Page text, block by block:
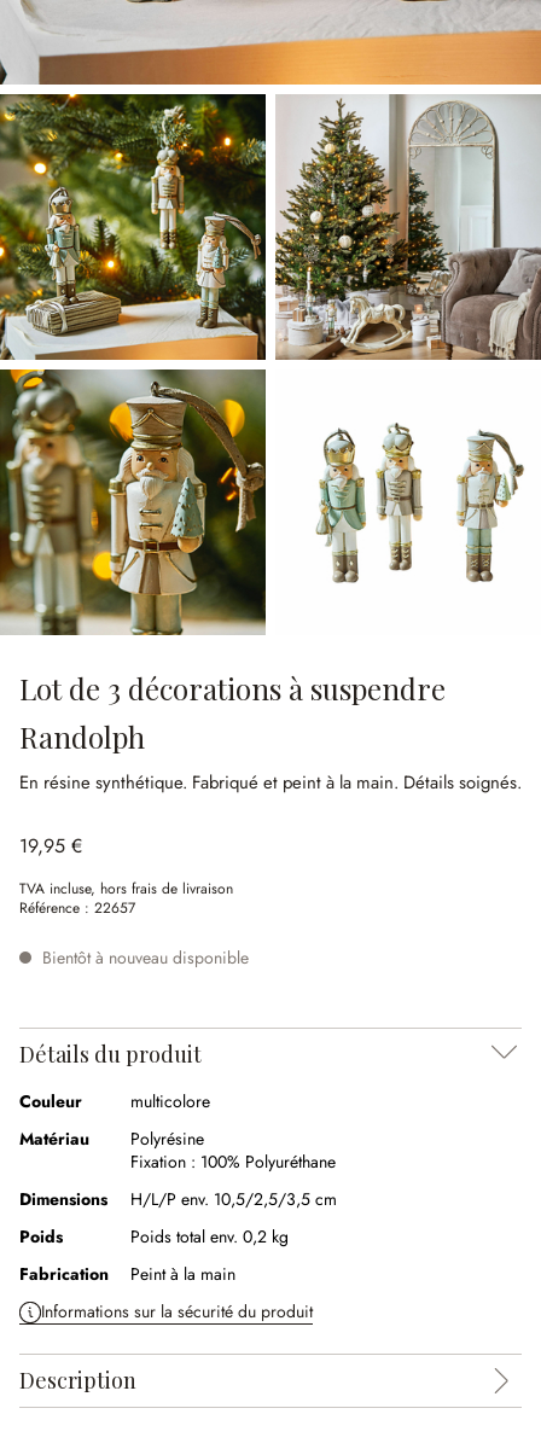
Lot de 3 décorations à suspendre
Randolph
En résine synthétique. Fabriqué et peint à la main. Détails soignés.
19,95 €
TVA incluse, hors frais de livraison
Référence : 22657
Bientôt à nouveau disponible
Détails du produit
Couleur
multicolore
Matériau
Polyrésine
Fixation : 100% Polyuréthane
Dimensions
H/L/P env. 10,5/2,5/3,5 cm
Poids
Poids total env. 0,2 kg
Fabrication
Peint à la main
Informations sur la sécurité du produit
Description